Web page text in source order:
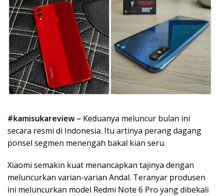
#kamisukareview – Keduanya meluncur bulan ini
secara resmi di Indonesia. Itu artinya perang dagang
ponsel segmen menengah bakal kian seru.
Xiaomi semakin kuat menancapkan tajinya dengan
meluncurkan varian-varian Andal. Teranyar produsen
ini meluncurkan model Redmi Note 6 Pro yang dibekali